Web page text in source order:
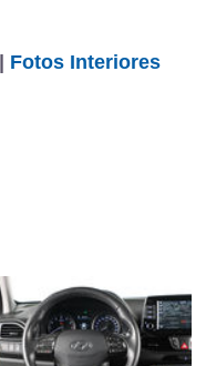
Fotos Interiores